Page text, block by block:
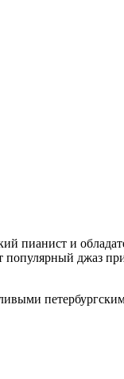
пианист и
популярный джаз